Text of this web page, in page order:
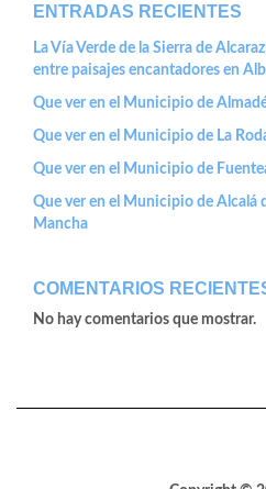
ENTRADAS RECIENTES
La Vía Verde de la Sierra de
entre paisajes encantadores en
Que ver en el Municipio de
Que ver en el Municipio de La
Que ver en el Municipio de
Que ver en el Municipio de Alcalá
Mancha
COMENTARIOS
No hay comentarios que mostrar.